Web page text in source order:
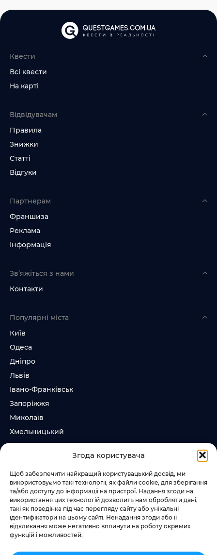
Згода користувача
Щоб забезпечити найкращий користувацький досвід, ми
використовуємо такі технології, як файли cookie, для зберігання
та/або доступу до інформації на пристрої. Надання згоди на
використання цих технологій дозволить нам обробляти дані,
такі як поведінка під час перегляду сайту або унікальні
ідентифікатори на цьому сайті. Ненадання згоди або її
відкликання може негативно вплинути на роботу окремих
функцій і можливостей.
Квести
Всі квести
На карті
Відвідувачам
Правила
Знижки
Статті
Відгуки
Партнерам
Франшиза
Реклама
Інформація
Зв’яжіться з нами
Контакти
Популярні міста
Київ
Одеса
Дніпро
Львів
Івано-Франківськ
Запоріжжя
Миколаїв
Хмельницький
Суми
Слідкувати за нами
+38 073 185 81 11
+38 067 457 86 44